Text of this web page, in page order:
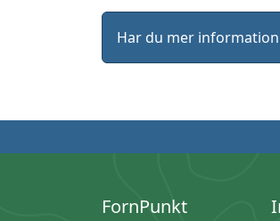
Har du mer
FornPunkt